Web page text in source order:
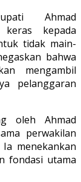
Ahmad
keras kepada
tidak main-
bahwa
mengambil
pelanggaran
oleh Ahmad
perwakilan
menekankan
fondasi utama